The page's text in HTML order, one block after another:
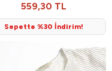
559,30 TL
Sepette %30 İndirim!